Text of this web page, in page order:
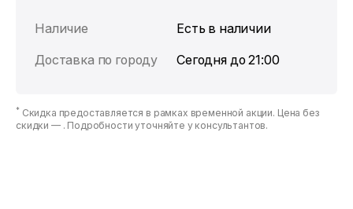
Наличие
Есть в наличии
Доставка по городу
Сегодня до 21:00
* Скидка предоставляется в рамках временной акции. Цена без
скидки — . Подробности уточняйте у консультантов.